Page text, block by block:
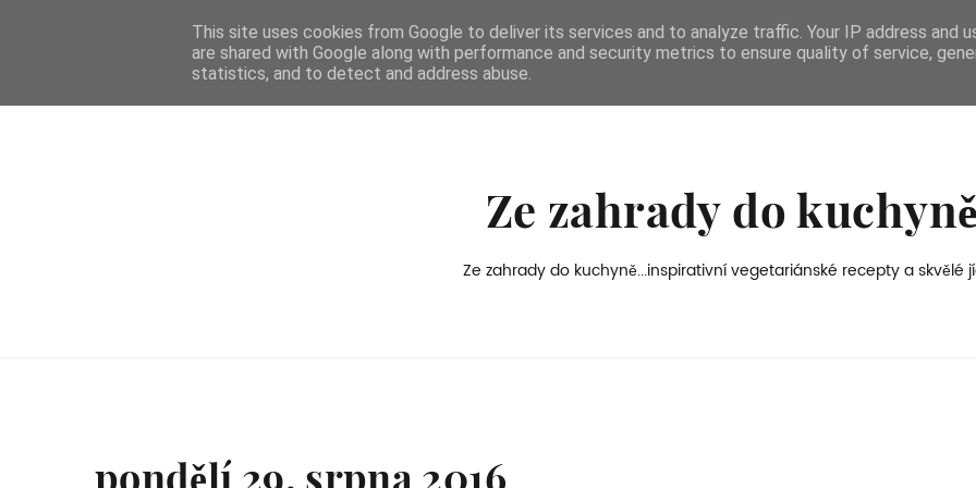
BOXEDVERSION
Ze zahrady do
Ze zahrady do kuchyně...inspirativní vegetariánské recepty a skvělé
pondělí 29. srpna 2016
This site uses cookies from Google to deliver its services and to analyze traffic. Your IP address and
are shared with Google along with performance and security metrics to ensure quality of service,
statistics, and to detect and address abuse.